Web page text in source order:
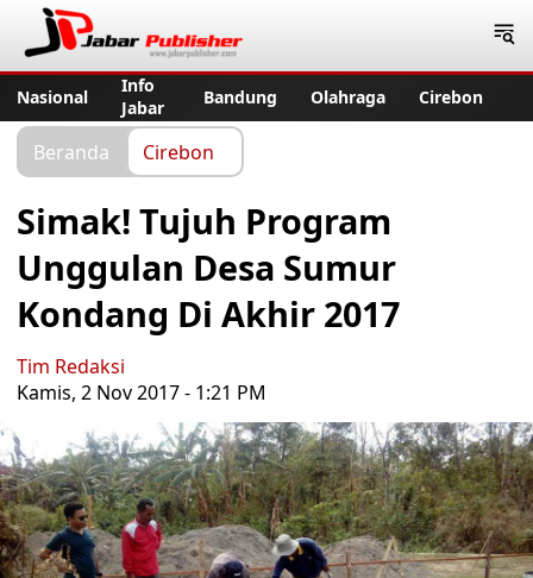
Nasional
Info
Jabar
Bandung Olahraga Cirebon
Beranda Cirebon
Simak! Tujuh Program
Unggulan Desa Sumur
Kondang Di Akhir 2017
Tim Redaksi
Kamis, 2 Nov 2017 - 1:21 PM